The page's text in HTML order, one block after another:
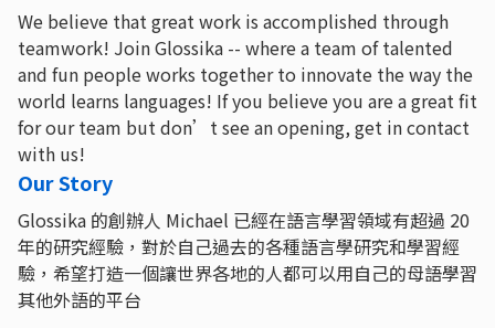
We believe that great work is accomplished through
teamwork! Join Glossika -- where a team of talented
and fun people works together to innovate the way the
world learns languages! If you believe you are a great fit
for our team but don’t see an opening, get in contact
with us!
Our Story
Glossika 的創辦人 Michael 已經在語言學習領域有超過 20
年的研究經驗，對於自己過去的各種語言學研究和學習經
驗，希望打造一個讓世界各地的人都可以用自己的母語學習
其他外語的平台